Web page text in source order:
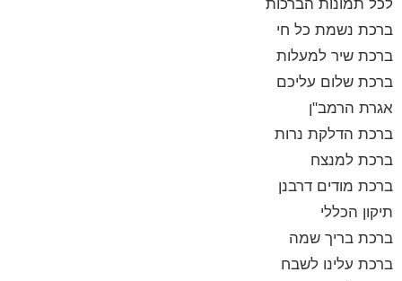
לכל תמונות הברכות
ברכת נשמת כל חי
ברכת שיר למעלות
ברכת שלום עליכם
אגרת הרמב"ן
ברכת הדלקת נרות
ברכת למנצח
ברכת מודים דרבנן
תיקון הכללי
ברכת בריך שמה
ברכת עלינו לשבח